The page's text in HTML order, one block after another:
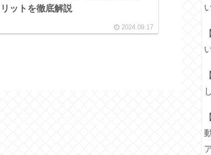
リットを徹底解説
2024.09.17